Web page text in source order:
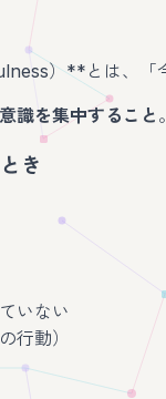
）**とは、「
識を集中すること。
き
いない
行動）